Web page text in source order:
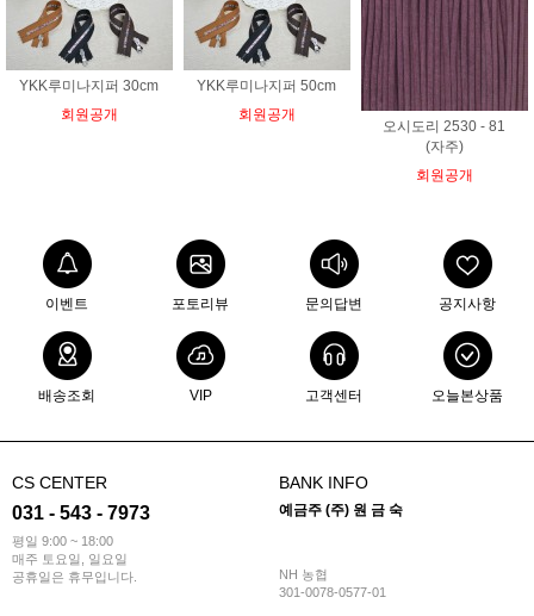
YKK루미나지퍼 30cm
회원공개
YKK루미나지퍼 50cm
회원공개
오시도리 2530 - 81
(자주)
회원공개
이벤트 포토리뷰 문의답변 공지사항
배송조회 VIP 고객센터 오늘본상품
CS CENTER
031 - 543 - 7973
평일 9:00 ~ 18:00
매주 토요일, 일요일
공휴일은 휴무입니다.
BANK INFO
예금주 (주) 원 금 숙
NH 농협
301-0078-0577-01